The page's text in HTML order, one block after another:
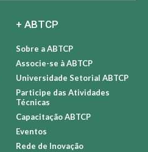
+ ABTCP
Sobre a ABTCP
Associe-se à ABTCP
Universidade Setorial ABTCP
Participe das Atividades
Técnicas
Capacitação ABTCP
Eventos
Rede de Inovação